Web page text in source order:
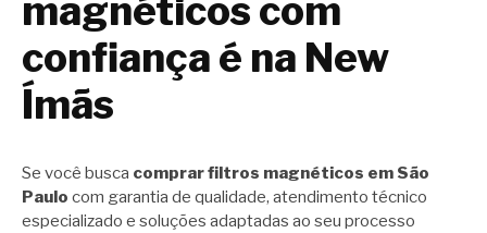
magnéticos com
confiança é na New
Ímãs
Se você busca comprar filtros magnéticos em São
Paulo com garantia de qualidade, atendimento técnico
especializado e soluções adaptadas ao seu processo